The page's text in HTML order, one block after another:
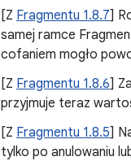
[Z Fragmentu 1.8.7]
samej ramce
cofaniem mogło
[Z Fragmentu 1.8.6]
przyjmuje teraz
[Z Fragmentu 1.8.5]
tylko po anulowaniu